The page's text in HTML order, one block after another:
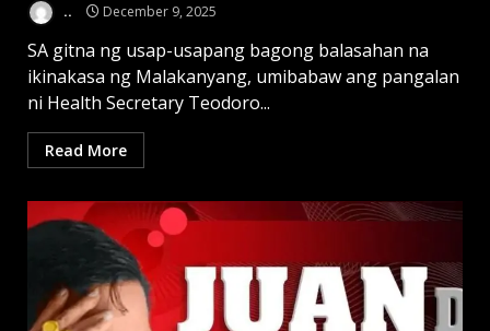
.. December 9, 2025
SA gitna ng usap-usapang bagong balasahan na
ikinakasa ng Malakanyang, umibabaw ang pangalan
ni Health Secretary Teodoro...
Read More